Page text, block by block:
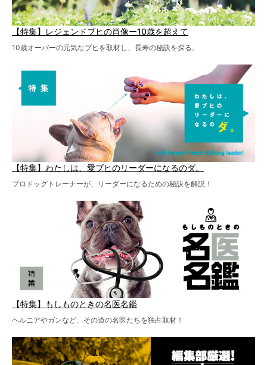
【特集】レジェンドブヒの肖像ー10歳を超えて
10歳オーバーの元気なブヒを取材し、長寿の秘訣を探る。
【特集】わたしは、愛ブヒのリーダーになるのダ。
プロドッグトレーナーが、リーダーになるための秘訣を解説！
【特集】もしものときの名医名鑑
ヘルニアやガンなど、その道の名医たちを独占取材！